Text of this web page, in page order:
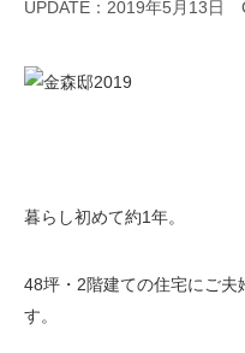
UPDATE：2019年5月13日
暮らし初めて約1年。
48坪・2階建ての住宅にご夫
す。